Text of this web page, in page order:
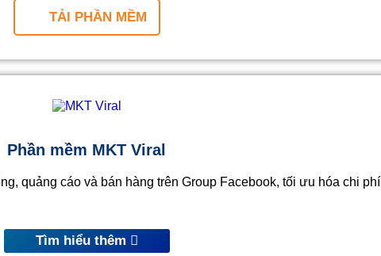
TẢI PHẦN MỀM
Phần mềm MKT Viral
quảng cáo và bán hàng trên Group Facebook, tối ưu hóa chi phí
Tìm hiểu thêm